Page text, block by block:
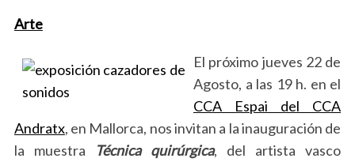
Arte
El próximo jueves 22 de
Agosto, a las 19 h. en el
CCA Espai del CCA
Andratx, en Mallorca, nos invitan a la inauguración de
la muestra
Técnica quirúrgica, del artista vasco